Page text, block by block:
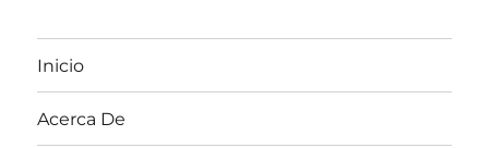
Inicio
Acerca De